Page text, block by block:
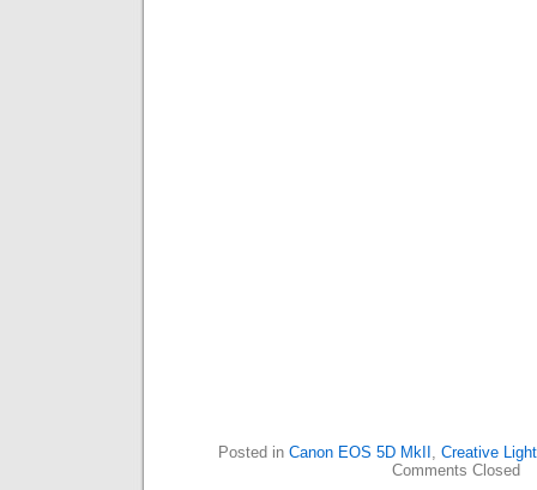
Posted in Canon EOS 5D MkII , Creative Light
Comments Closed